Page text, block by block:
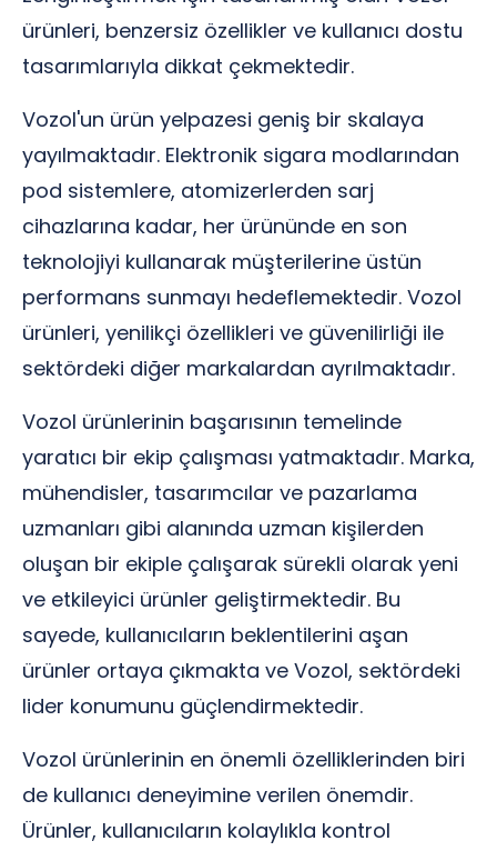
ürünleri, benzersiz özellikler ve kullanıcı dostu
tasarımlarıyla dikkat çekmektedir.
Vozol'un ürün yelpazesi geniş bir skalaya
yayılmaktadır. Elektronik sigara modlarından
pod sistemlere, atomizerlerden sarj
cihazlarına kadar, her ürününde en son
teknolojiyi kullanarak müşterilerine üstün
performans sunmayı hedeflemektedir. Vozol
ürünleri, yenilikçi özellikleri ve güvenilirliği ile
sektördeki diğer markalardan ayrılmaktadır.
Vozol ürünlerinin başarısının temelinde
yaratıcı bir ekip çalışması yatmaktadır. Marka,
mühendisler, tasarımcılar ve pazarlama
uzmanları gibi alanında uzman kişilerden
oluşan bir ekiple çalışarak sürekli olarak yeni
ve etkileyici ürünler geliştirmektedir. Bu
sayede, kullanıcıların beklentilerini aşan
ürünler ortaya çıkmakta ve Vozol, sektördeki
lider konumunu güçlendirmektedir.
Vozol ürünlerinin en önemli özelliklerinden biri
de kullanıcı deneyimine verilen önemdir.
Ürünler, kullanıcıların kolaylıkla kontrol